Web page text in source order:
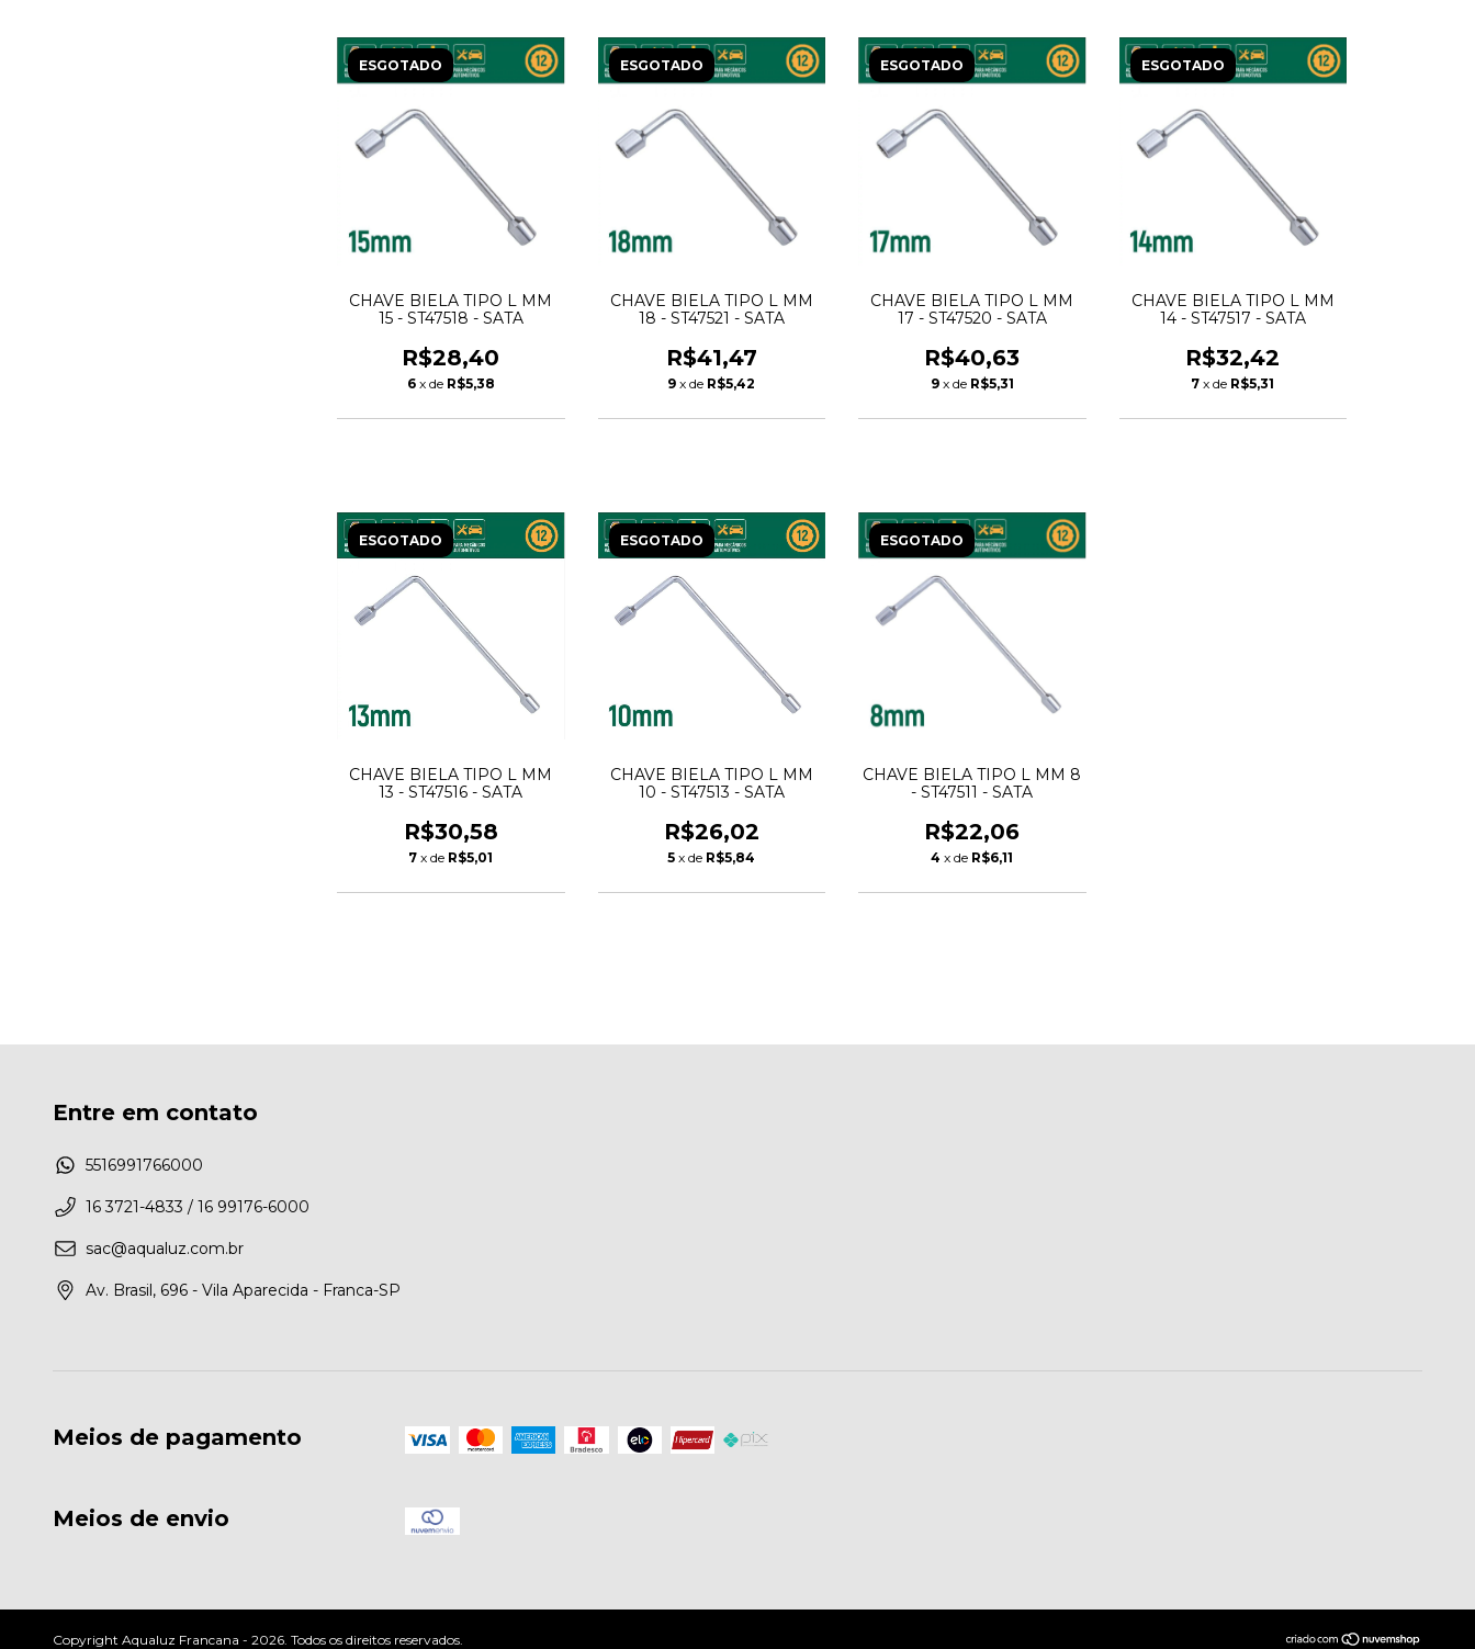
ESGOTADO
CHAVE BIELA TIPO L MM
15 - ST47518 - SATA
R$28,40
6 x de R$5,38
ESGOTADO
CHAVE BIELA TIPO L MM
18 - ST47521 - SATA
R$41,47
9 x de R$5,42
ESGOTADO
CHAVE BIELA TIPO L MM
17 - ST47520 - SATA
R$40,63
9 x de R$5,31
ESGOTADO
CHAVE BIELA TIPO L MM
14 - ST47517 - SATA
R$32,42
7 x de R$5,31
ESGOTADO
CHAVE BIELA TIPO L MM
13 - ST47516 - SATA
R$30,58
7 x de R$5,01
ESGOTADO
CHAVE BIELA TIPO L MM
10 - ST47513 - SATA
R$26,02
5 x de R$5,84
ESGOTADO
CHAVE BIELA TIPO L MM 8
- ST47511 - SATA
R$22,06
4 x de R$6,11
Entre em contato
5516991766000
16 3721-4833 / 16 99176-6000
sac@aqualuz.com.br
Av. Brasil, 696 - Vila Aparecida - Franca-SP
Meios de pagamento
Meios de envio
Copyright Aqualuz Francana - 2026. Todos os direitos reservados.